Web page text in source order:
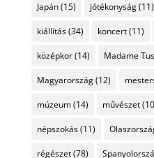
Japán(15) jótékonyság(11)
kiállítás(34) koncert(11)
középkor(14) Madame
Magyarország(12)
múzeum(14) művészet
népszokás(11)
régészet(78)